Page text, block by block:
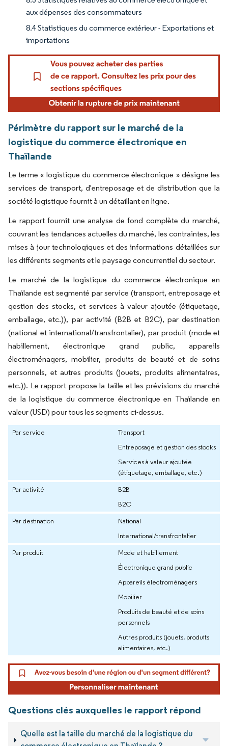
aux dépenses des consommateurs
8.4 Statistiques du commerce extérieur - Exportations et
importations
Périmètre du rapport sur le marché de la
logistique du commerce électronique en
Thaïlande
Le terme « logistique du commerce électronique » désigne les
services de transport, d'entreposage et de distribution que la
société logistique fournit à un détaillant en ligne.
Le rapport fournit une analyse de fond complète du marché,
couvrant les tendances actuelles du marché, les contraintes, les
mises à jour technologiques et des informations détaillées sur
les différents segments et le paysage concurrentiel du secteur.
Le marché de la logistique du commerce électronique en
Thaïlande est segmenté par service (transport, entreposage et
gestion des stocks, et services à valeur ajoutée (étiquetage,
emballage, etc.)), par activité (B2B et B2C), par destination
(national et international/transfrontalier), par produit (mode et
habillement, électronique grand public, appareils
électroménagers, mobilier, produits de beauté et de soins
personnels, et autres produits (jouets, produits alimentaires,
etc.)). Le rapport propose la taille et les prévisions du marché
de la logistique du commerce électronique en Thaïlande en
valeur (USD) pour tous les segments ci-dessus.
Par service
Transport
Entreposage et gestion des stocks
Services à valeur ajoutée
(étiquetage, emballage, etc.)
Par activité
B2B
B2C
Par destination
National
International/transfrontalier
Par produit
Mode et habillement
Électronique grand public
Appareils électroménagers
Mobilier
Produits de beauté et de soins
personnels
Autres produits (jouets, produits
alimentaires, etc.)
Questions clés auxquelles le rapport répond
Quelle est la taille du marché de la logistique du